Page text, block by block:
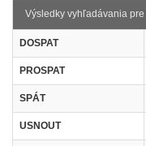
Výsledky vyhľadávania pre
DOSPAT
PROSPAT
SPÁT
USNOUT